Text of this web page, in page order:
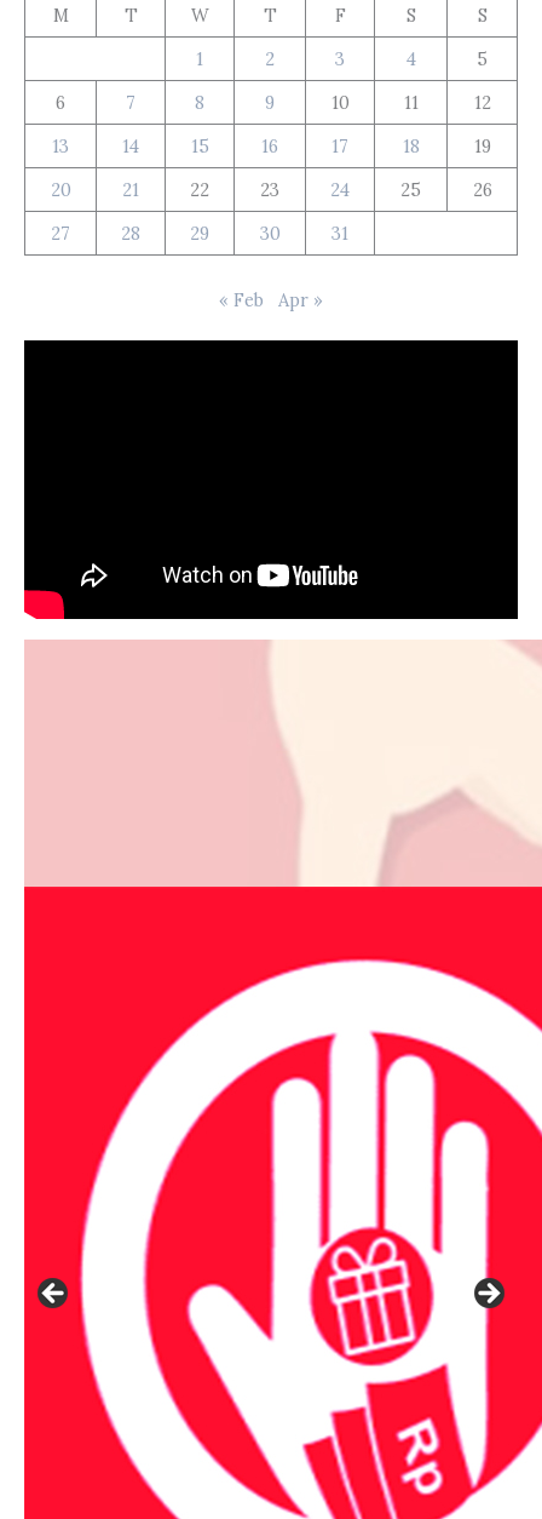
M T W T F S
S
1
2 3 4
5
6
7 8 9 10 11
12
13
14 15 16 17 18
19
20
21 22 23 24 25
26
27
28 29 30 31
« Feb Apr »